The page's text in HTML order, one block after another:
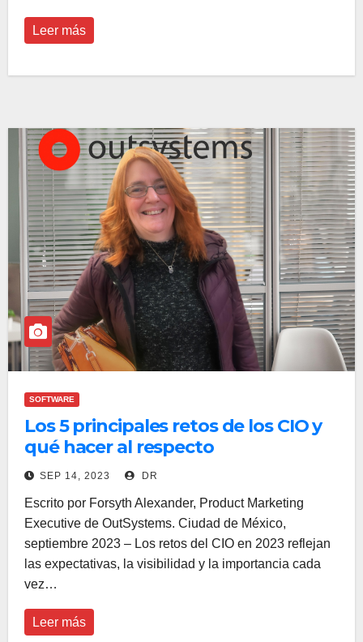
Leer más
SOFTWARE
Los 5 principales retos de los CIO y
qué hacer al respecto
SEP 14, 2023 DR
Escrito por Forsyth Alexander, Product Marketing
Executive de OutSystems. Ciudad de México,
septiembre 2023 – Los retos del CIO en 2023 reflejan
las expectativas, la visibilidad y la importancia cada
vez…
Leer más